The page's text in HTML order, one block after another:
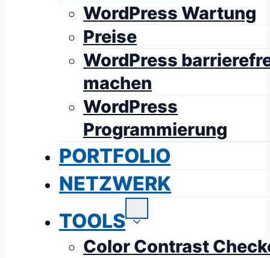
WordPress Wartung
Preise
WordPress
machen
WordPress
Programmierung
PORTFOLIO
NETZWERK
TOOLS
Color Contrast